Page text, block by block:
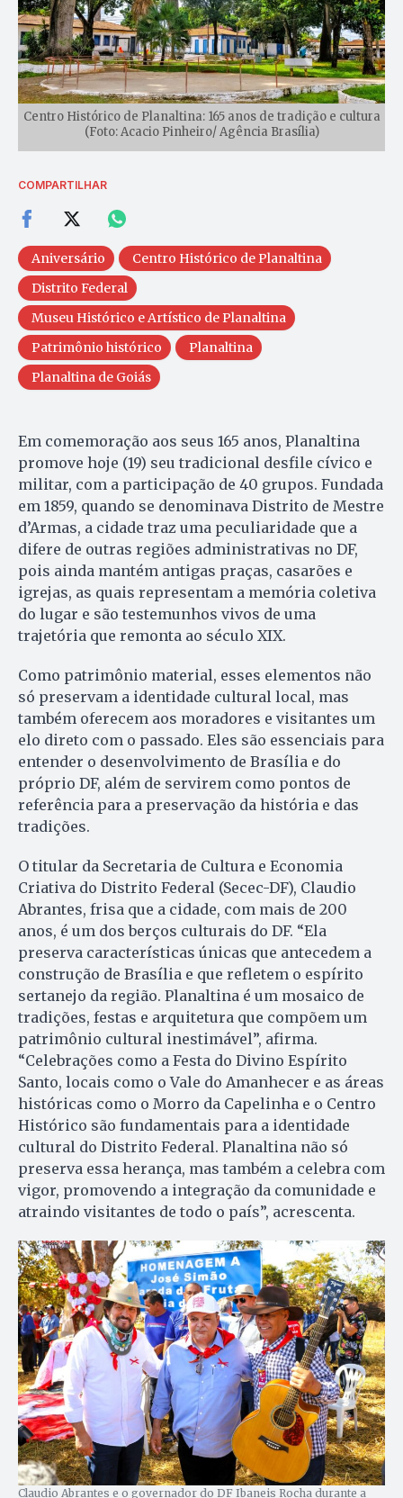
Centro Histórico de Planaltina: 165 anos de tradição e cultura
(Foto: Acacio Pinheiro/ Agência Brasília)
COMPARTILHAR
Aniversário
Centro Histórico de Planaltina
Distrito Federal
Museu Histórico e Artístico de Planaltina
Patrimônio histórico
Planaltina
Planaltina de Goiás
Em comemoração aos seus 165 anos, Planaltina
promove hoje (19) seu tradicional desfile cívico e
militar, com a participação de 40 grupos. Fundada
em 1859, quando se denominava Distrito de Mestre
d’Armas, a cidade traz uma peculiaridade que a
difere de outras regiões administrativas no DF,
pois ainda mantém antigas praças, casarões e
igrejas, as quais representam a memória coletiva
do lugar e são testemunhos vivos de uma
trajetória que remonta ao século XIX.
Como patrimônio material, esses elementos não
só preservam a identidade cultural local, mas
também oferecem aos moradores e visitantes um
elo direto com o passado. Eles são essenciais para
entender o desenvolvimento de Brasília e do
próprio DF, além de servirem como pontos de
referência para a preservação da história e das
tradições.
O titular da Secretaria de Cultura e Economia
Criativa do Distrito Federal (Secec-DF), Claudio
Abrantes, frisa que a cidade, com mais de 200
anos, é um dos berços culturais do DF. “Ela
preserva características únicas que antecedem a
construção de Brasília e que refletem o espírito
sertanejo da região. Planaltina é um mosaico de
tradições, festas e arquitetura que compõem um
patrimônio cultural inestimável”, afirma.
“Celebrações como a Festa do Divino Espírito
Santo, locais como o Vale do Amanhecer e as áreas
históricas como o Morro da Capelinha e o Centro
Histórico são fundamentais para a identidade
cultural do Distrito Federal. Planaltina não só
preserva essa herança, mas também a celebra com
vigor, promovendo a integração da comunidade e
atraindo visitantes de todo o país”, acrescenta.
Claudio Abrantes e o governador do DF Ibaneis Rocha durante a